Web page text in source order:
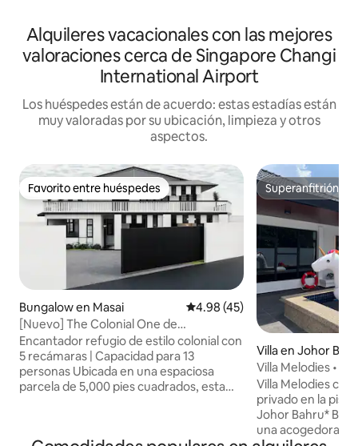
Alquileres vacacionales con las mejores
valoraciones cerca de Singapore Changi
International Airport
Los huéspedes están de acuerdo: estas estadías están
muy valoradas por su ubicación, limpieza y otros
aspectos.
Favorito entre huéspedes
Favorito entre huéspedes
Bungalow en Masai Calificación promedio: 4.98 de
4.98 (45)
[Nuevo] The Colonial One de
5 habitaciones - Jardín enorme y mesa
de billar
Encantador refugio de estilo colonial con
5 recámaras | Capacidad para 13
personas Ubicada en una espaciosa
parcela de 5,000 pies cuadrados, esta
Superanfitrión
Superanfitrión
Villa en Johor
Villa Melodies • 19
Piscina • JB Town
Villa Melodies
privado en la
Johor Bahru* Bienvenido a Melodies Villa,
una acogedora y